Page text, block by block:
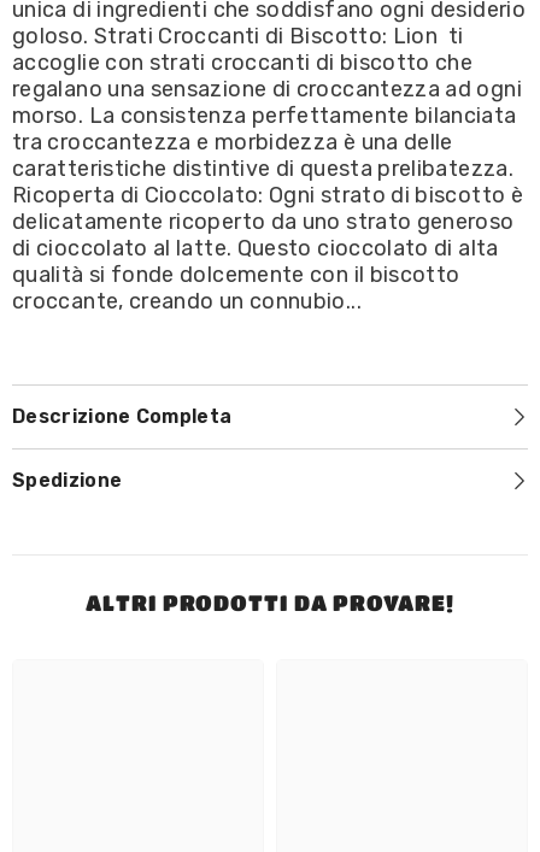
unica di ingredienti che soddisfano ogni desiderio
goloso. Strati Croccanti di Biscotto: Lion ti
accoglie con strati croccanti di biscotto che
regalano una sensazione di croccantezza ad ogni
morso. La consistenza perfettamente bilanciata
tra croccantezza e morbidezza è una delle
caratteristiche distintive di questa prelibatezza.
Ricoperta di Cioccolato: Ogni strato di biscotto è
delicatamente ricoperto da uno strato generoso
di cioccolato al latte. Questo cioccolato di alta
qualità si fonde dolcemente con il biscotto
croccante, creando un connubio...
Descrizione Completa
Spedizione
ALTRI PRODOTTI DA PROVARE!